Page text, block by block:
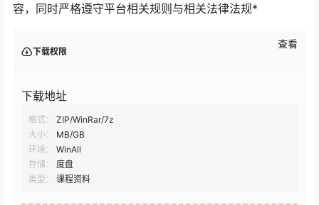
容，同时严格遵守平台相关规则与相关法律法规*
下载权限
查看
下载地址
格式：
ZIP/WinRar/7z
大小：
MB/GB
环境：
WinAll
存储：
度盘
类型：
课程资料